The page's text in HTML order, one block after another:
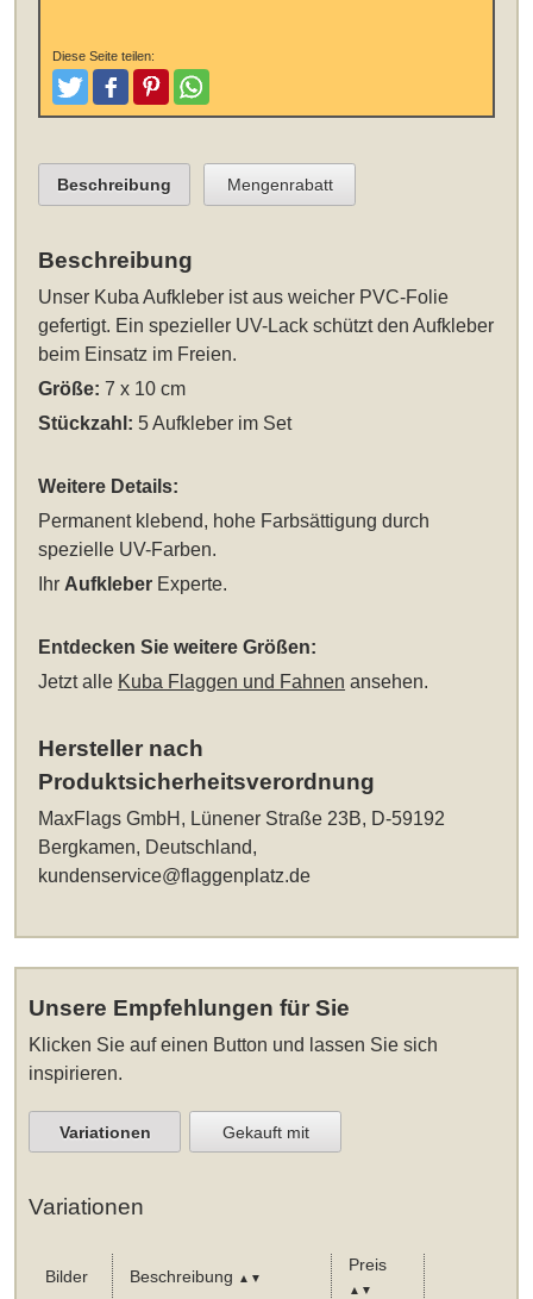
Diese Seite teilen:
TweetenPostenPinterestTeilen
Beschreibung Mengenrabatt
Beschreibung
Unser Kuba Aufkleber ist aus weicher PVC-Folie
gefertigt. Ein spezieller UV-Lack schützt den Aufkleber
beim Einsatz im Freien.
Größe: 7 x 10 cm
Stückzahl: 5 Aufkleber im Set
Weitere Details:
Permanent klebend, hohe Farbsättigung durch
spezielle UV-Farben.
Ihr Aufkleber Experte.
Entdecken Sie weitere Größen:
Jetzt alle Kuba Flaggen und Fahnen ansehen.
Hersteller nach
Produktsicherheitsverordnung
MaxFlags GmbH, Lünener Straße 23B, D-59192
Bergkamen, Deutschland,
kundenservice@flaggenplatz.de
Unsere Empfehlungen für Sie
Klicken Sie auf einen Button und lassen Sie sich
inspirieren.
Variationen Gekauft mit
Variationen
Bilder Beschreibung ▲▼
Preis
▲▼